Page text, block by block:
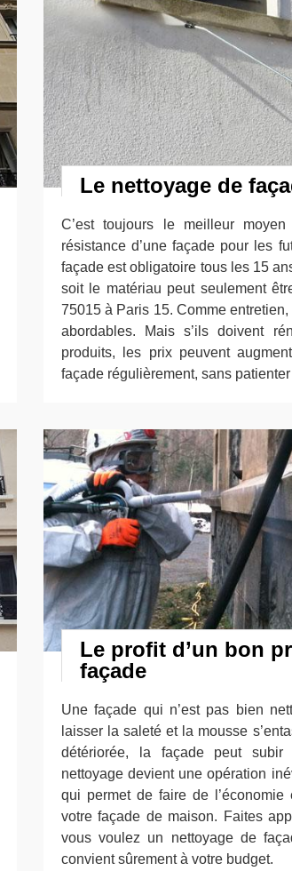
Le nettoyage de
C’est toujours le meilleur
résistance d’une façade pour les
façade est obligatoire tous les 15
soit le matériau peut seulement
75015 à Paris 15. Comme
abordables. Mais s’ils doivent
produits, les prix peuvent
façade régulièrement, sans
Le profit d’un bon
façade
Une façade qui n’est pas bien
laisser la saleté et la mousse
détériorée, la façade peut
nettoyage devient une opération
qui permet de faire de
votre façade de maison. Faites
vous voulez un nettoyage de
convient sûrement à votre budget.